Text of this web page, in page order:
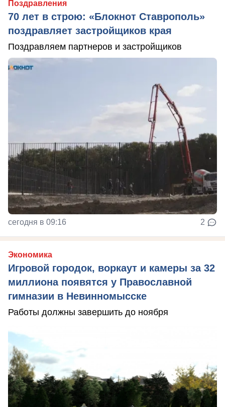
Поздравления
70 лет в строю: «Блокнот Ставрополь»
поздравляет застройщиков края
Поздравляем партнеров и застройщиков
сегодня в 09:16 2
Экономика
Игровой городок, воркаут и камеры за 32
миллиона появятся у Православной
гимназии в Невинномысске
Работы должны завершить до ноября